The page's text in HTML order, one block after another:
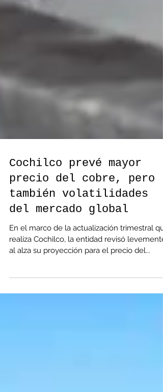
Cochilco prevé mayor
precio del cobre, pero
también volatilidades
del mercado global
En el marco de la actualización trimestral
realiza Cochilco, la entidad revisó levemente